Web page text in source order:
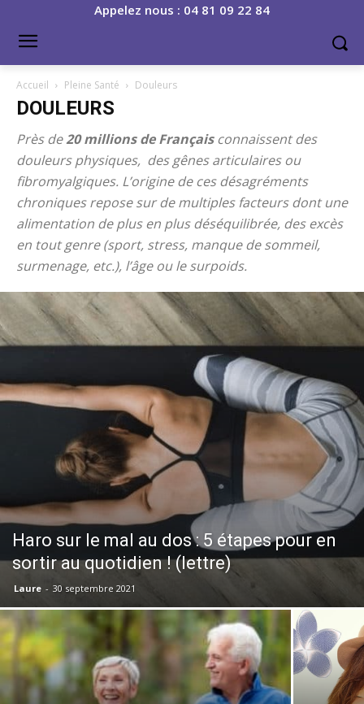
Appelez nous : 04 81 09 22 84
Accueil Pleine Santé Douleurs
DOULEURS
Près de20 millions de Françaisconnaissent des
douleurs physiques, des gênes articulaires ou
fibromyalgiques. L’origine de ces désagréments
chroniques repose sur de multiples facteurs dont une
alimentation de plus en plus déséquilibrée, des excès
en tout genre (sport, stress, manque de sommeil,
surmenage, etc.), l’âge ou le surpoids.
Haro sur le mal au dos : 5 étapes pour en
sortir au quotidien ! (lettre)
Laure - 30 septembre 2021